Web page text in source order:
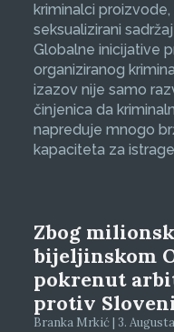
kriminalci
seksualizirani
Globalne inicijative
organiziranog
izazov nije samo
činjenica da
napreduje mnogo
kapaciteta za
Zbog
bijeljinskom
pokrenut
protiv
Branka Mrkić | 3.